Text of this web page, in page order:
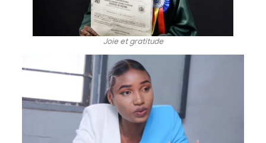
Joie et gratitude